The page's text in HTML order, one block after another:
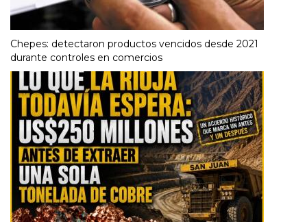
Chepes: detectaron productos vencidos desde 2021
durante controles en comercios